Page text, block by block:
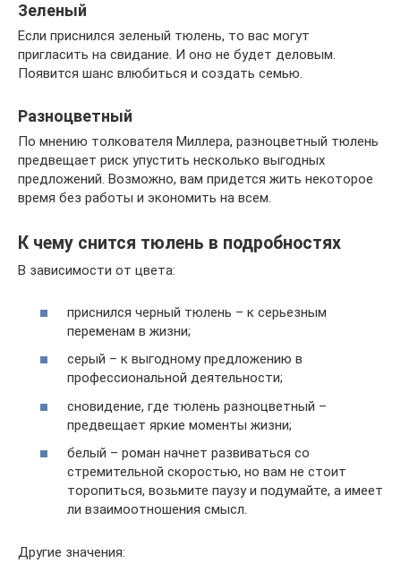
Зеленый
Если приснился зеленый тюлень, то вас могут
пригласить на свидание. И оно не будет деловым.
Появится шанс влюбиться и создать семью.
Разноцветный
По мнению толкователя Миллера, разноцветный тюлень
предвещает риск упустить несколько выгодных
предложений. Возможно, вам придется жить некоторое
время без работы и экономить на всем.
К чему снится тюлень в подробностях
В зависимости от цвета:
приснился черный тюлень – к серьезным
переменам в жизни;
серый – к выгодному предложению в
профессиональной деятельности;
сновидение, где тюлень разноцветный –
предвещает яркие моменты жизни;
белый – роман начнет развиваться со
стремительной скоростью, но вам не стоит
торопиться, возьмите паузу и подумайте, а имеет
ли взаимоотношения смысл.
Другие значения: